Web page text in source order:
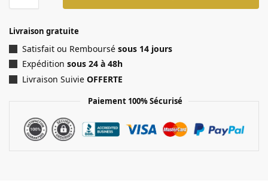
Livraison gratuite
Satisfait ou Remboursé sous 14 jours
Expédition sous 24 à 48h
Livraison Suivie OFFERTE
Paiement 100% Sécurisé